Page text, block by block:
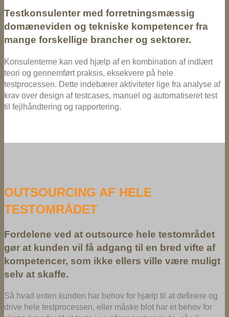
Testkonsulenter med forretningsmæssig
domæneviden og tekniske kompetencer fra
mange forskellige brancher og sektorer.
Konsulenterne kan ved hjælp af en kombination af indlært
teori og gennemført praksis, eksekvere på hele
testprocessen. Dette indebærer aktiviteter lige fra analyse af
krav over design af testcases, manuel og automatiseret test
til fejlhåndtering og rapportering.
OUTSOURCING AF HELE
TESTOMRÅDET
Fordelene ved at outsource hele testområdet
gør at kunden vil få adgang til en bred vifte af
kompetencer, som ikke ellers ville være muligt
selv at skaffe.
Så hvad enten kunden har behov for hjælp til at definere og
drive hele testprocessen, eller måske blot har et behov for